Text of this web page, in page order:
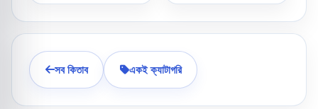
সব কিতাব একই ক্যাটাগরি